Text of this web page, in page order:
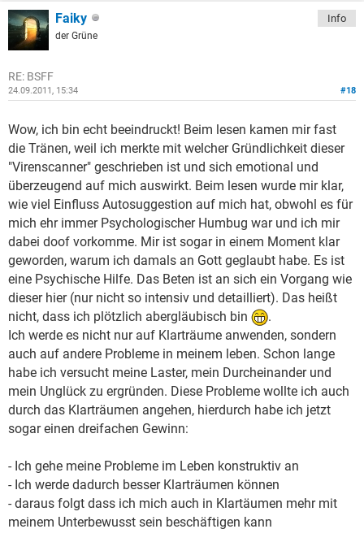
Faiky
der Grüne
Info
RE: BSFF
#18
24.09.2011, 15:34
Wow, ich bin echt beeindruckt! Beim lesen kamen mir fast
die Tränen, weil ich merkte mit welcher Gründlichkeit dieser
"Virenscanner" geschrieben ist und sich emotional und
überzeugend auf mich auswirkt. Beim lesen wurde mir klar,
wie viel Einfluss Autosuggestion auf mich hat, obwohl es für
mich ehr immer Psychologischer Humbug war und ich mir
dabei doof vorkomme. Mir ist sogar in einem Moment klar
geworden, warum ich damals an Gott geglaubt habe. Es ist
eine Psychische Hilfe. Das Beten ist an sich ein Vorgang wie
dieser hier (nur nicht so intensiv und detailliert). Das heißt
nicht, dass ich plötzlich abergläubisch bin
.
Ich werde es nicht nur auf Klarträume anwenden, sondern
auch auf andere Probleme in meinem leben. Schon lange
habe ich versucht meine Laster, mein Durcheinander und
mein Unglück zu ergründen. Diese Probleme wollte ich auch
durch das Klarträumen angehen, hierdurch habe ich jetzt
sogar einen dreifachen Gewinn:
- Ich gehe meine Probleme im Leben konstruktiv an
- Ich werde dadurch besser Klarträumen können
- daraus folgt dass ich mich auch in Klartäumen mehr mit
meinem Unterbewusst sein beschäftigen kann